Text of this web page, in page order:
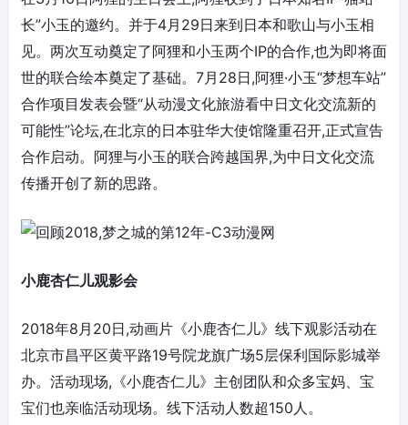
长”小玉的邀约。并于4月29日来到日本和歌山与小玉相
见。两次互动奠定了阿狸和小玉两个IP的合作,也为即将面
世的联合绘本奠定了基础。7月28日,阿狸·小玉“梦想车站”
合作项目发表会暨“从动漫文化旅游看中日文化交流新的
可能性”论坛,在北京的日本驻华大使馆隆重召开,正式宣告
合作启动。阿狸与小玉的联合跨越国界,为中日文化交流
传播开创了新的思路。
小鹿杏仁儿观影会
2018年8月20日,动画片《小鹿杏仁儿》线下观影活动在
北京市昌平区黄平路19号院龙旗广场5层保利国际影城举
办。活动现场,《小鹿杏仁儿》主创团队和众多宝妈、宝
宝们也亲临活动现场。线下活动人数超150人。